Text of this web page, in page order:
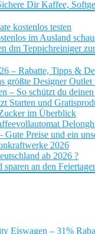
Dir Kaffee,
kostenlos testen
im Ausland
dm Teppichreiniger
– Rabatte, Tipps &
größte Designer
– So schützt du
Starten und
im Überblick
Gute Preise und ein
2026
ab 2026 ?
an den